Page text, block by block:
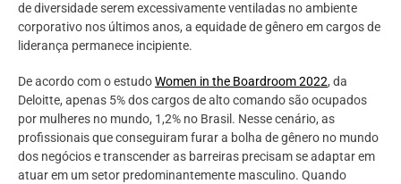
de diversidade serem excessivamente ventiladas no ambiente
corporativo nos últimos anos, a equidade de gênero em cargos de
liderança permanece incipiente.
De acordo com o estudoWomen in the Boardroom 2022, da
Deloitte, apenas 5% dos cargos de alto comando são ocupados
por mulheres no mundo, 1,2% no Brasil. Nesse cenário, as
profissionais que conseguiram furar a bolha de gênero no mundo
dos negócios e transcender as barreiras precisam se adaptar em
atuar em um setor predominantemente masculino. Quando